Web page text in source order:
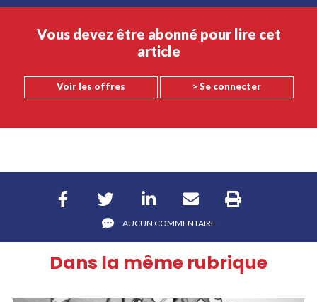
Vous devez être abonné pour lire cet
article
Voir les offres > Se connecter
AUCUN COMMENTAIRE
Dans la même rubrique